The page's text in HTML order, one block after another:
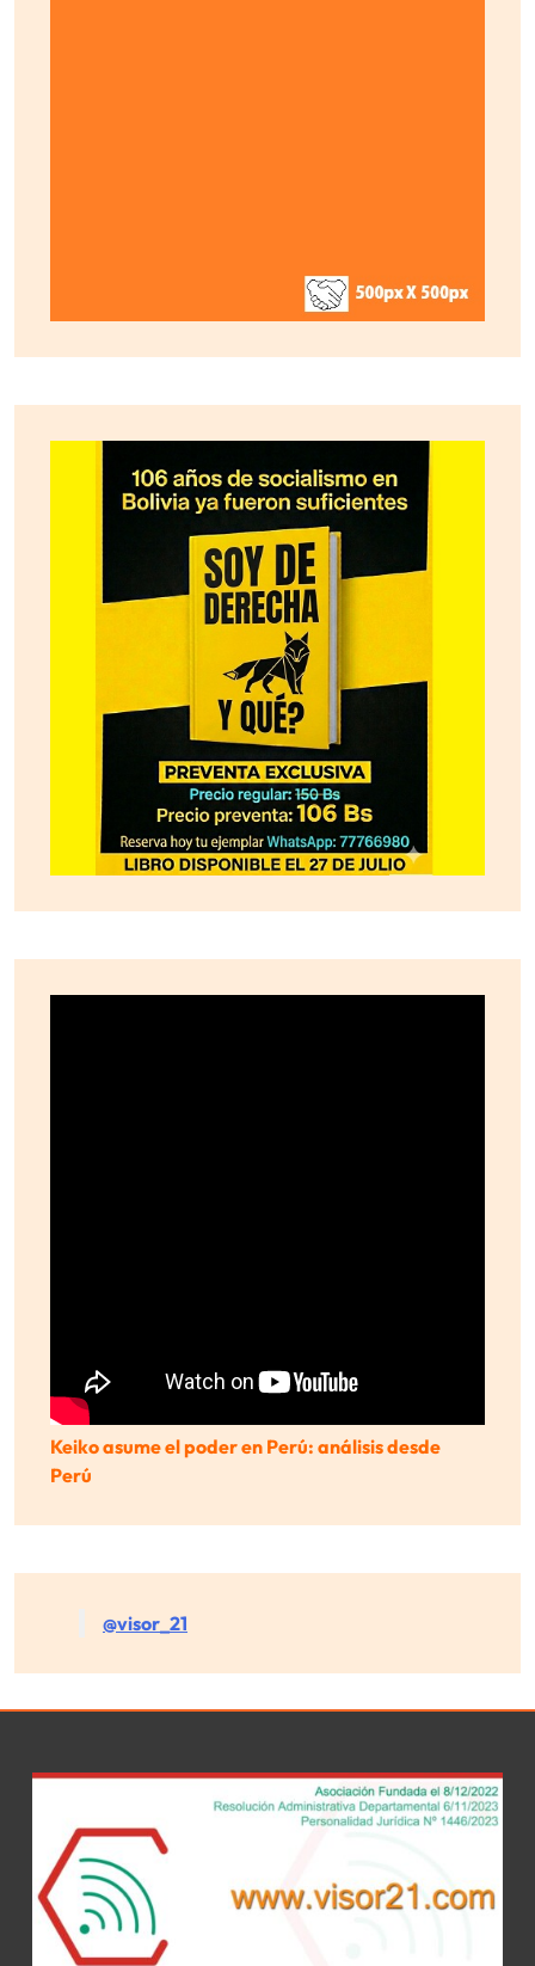
Keiko asume el poder en Perú: análisis desde
Perú
@visor_21